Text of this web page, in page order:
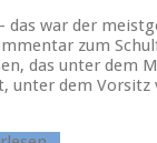
das war der
zum
das unter dem
unter dem